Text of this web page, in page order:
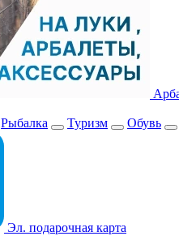
Рыбалка Туризм Обувь
Эл. подарочная карта